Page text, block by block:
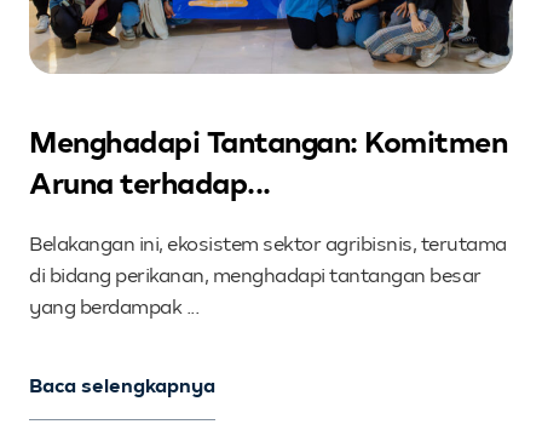
Menghadapi Tantangan: Komitmen
Aruna terhadap...
Belakangan ini, ekosistem sektor agribisnis, terutama
di bidang perikanan, menghadapi tantangan besar
yang berdampak ...
Baca selengkapnya